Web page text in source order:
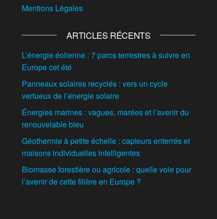
Mentions Légales
ARTICLES RÉCENTS
L’énergie éolienne : 7 parcs terrestres à suivre en
Europe cet été
Panneaux solaires recyclés : vers un cycle
vertueux de l’énergie solaire
Énergies marines : vagues, marées et l’avenir du
renouvelable bleu
Géothermie à petite échelle : capteurs enterrés et
maisons individuelles intelligentes
Biomasse forestière ou agricole : quelle voie pour
l’avenir de cette filière en Europe ?